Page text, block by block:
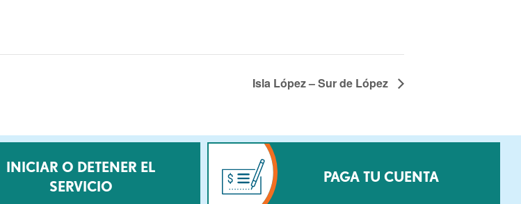
Isla López – Sur de López
INICIAR O DETENER EL
SERVICIO
PAGA TU CUENTA